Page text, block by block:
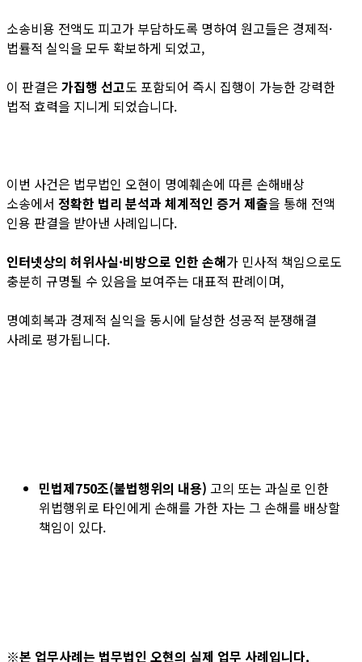
소송비용 전액도 피고가 부담하도록 명하여 원고들은 경제적·
법률적 실익을 모두 확보하게 되었고,
이 판결은 가집행 선고도 포함되어 즉시 집행이 가능한 강력한
법적 효력을 지니게 되었습니다.
이번 사건은 법무법인 오현이 명예훼손에 따른 손해배상
소송에서 정확한 법리 분석과 체계적인 증거 제출을 통해 전액
인용 판결을 받아낸 사례입니다.
인터넷상의 허위사실·비방으로 인한 손해가 민사적 책임으로도
충분히 규명될 수 있음을 보여주는 대표적 판례이며,
명예회복과 경제적 실익을 동시에 달성한 성공적 분쟁해결
사례로 평가됩니다.
민법제750조(불법행위의 내용) 고의 또는 과실로 인한
위법행위로 타인에게 손해를 가한 자는 그 손해를 배상할
책임이 있다.
※본 업무사례는 법무법인 오현의 실제 업무 사례입니다.